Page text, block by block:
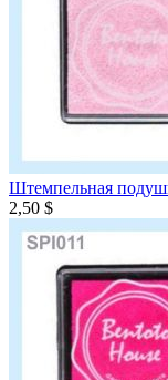
Штемпельная
2,50 $